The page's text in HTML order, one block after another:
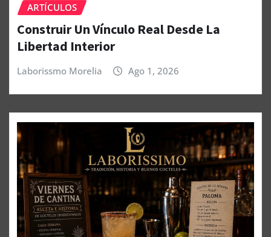
ARTÍCULOS
Construir Un Vínculo Real Desde La
Libertad Interior
Laborissmo Morelia Ago 1, 2026